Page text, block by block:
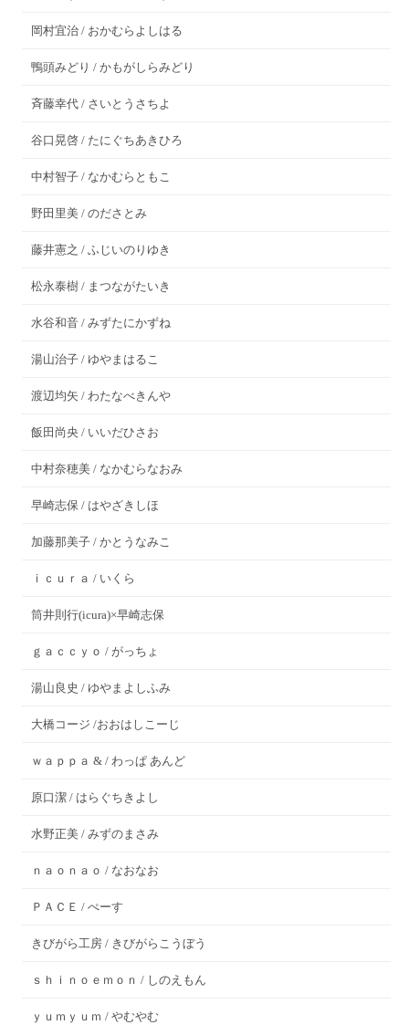
岡村宜治 / おかむらよしはる
鴨頭みどり / かもがしらみどり
斉藤幸代 / さいとうさちよ
谷口晃啓 / たにぐちあきひろ
中村智子 / なかむらともこ
野田里美 / のださとみ
藤井憲之 / ふじいのりゆき
松永泰樹 / まつながたいき
水谷和音 / みずたにかずね
湯山治子 / ゆやまはるこ
渡辺均矢 / わたなべきんや
飯田尚央 / いいだひさお
中村奈穂美 / なかむらなおみ
早崎志保 / はやざきしほ
加藤那美子 / かとうなみこ
ｉｃｕｒａ / いくら
筒井則行(icura)×早崎志保
ｇａｃｃｙｏ / がっちょ
湯山良史 / ゆやまよしふみ
大橋コージ /おおはしこーじ
ｗａｐｐａ & / わっぱ あんど
原口潔 / はらぐちきよし
水野正美 / みずのまさみ
ｎａｏｎａｏ / なおなお
ＰＡＣＥ / ぺーす
きびがら工房 / きびがらこうぼう
ｓｈｉｎｏｅｍｏｎ / しのえもん
ｙｕｍｙｕｍ / やむやむ